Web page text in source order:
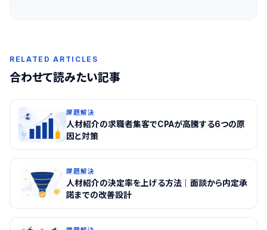
RELATED ARTICLES
合わせて読みたい記事
課題解決
人材紹介の求職者集客でCPAが高騰する6つの原
因と対策
課題解決
人材紹介の決定率を上げる方法｜面談から内定承
諾までの改善設計